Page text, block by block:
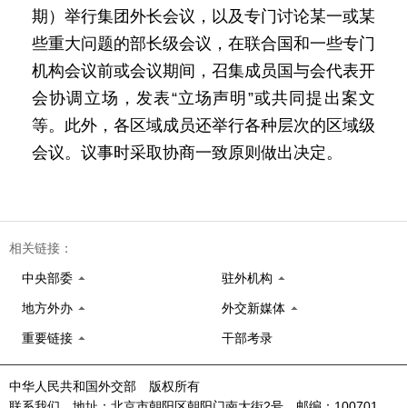
期）举行集团外长会议，以及专门讨论某一或某
些重大问题的部长级会议，在联合国和一些专门
机构会议前或会议期间，召集成员国与会代表开
会协调立场，发表“立场声明”或共同提出案文
等。此外，各区域成员还举行各种层次的区域级
会议。议事时采取协商一致原则做出决定。
相关链接：
中央部委 驻外机构
地方外办 外交新媒体
重要链接 干部考录
中华人民共和国外交部 版权所有